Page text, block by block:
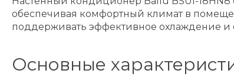
обеспечивая комфортный климат в
поддерживать эффективное охлаждение и
Основные